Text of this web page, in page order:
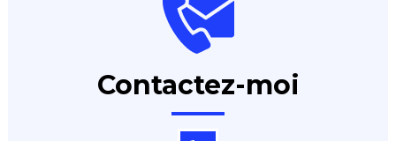
Contactez-moi